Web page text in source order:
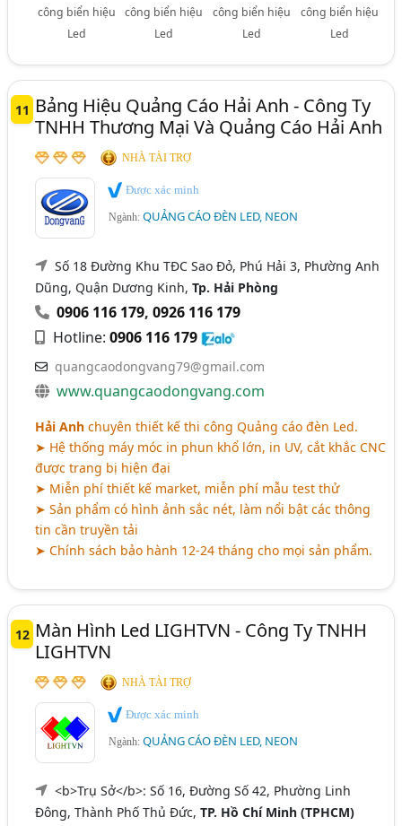
công biển hiệu
Led
công biển hiệu
Led
công biển hiệu
Led
công biển hiệu
Led
11 Bảng Hiệu Quảng Cáo Hải Anh - Công Ty
TNHH Thương Mại Và Quảng Cáo Hải Anh
NHÀ TÀI TRỢ
Được xác minh
Ngành:QUẢNG CÁO ĐÈN LED, NEON
Số 18 Đường Khu TĐC Sao Đỏ, Phú Hải 3, Phường Anh
Dũng, Quận Dương Kinh,Tp. Hải Phòng
0906 116 179,0926 116 179
Hotline:0906 116 179
quangcaodongvang79@gmail.com
www.quangcaodongvang.com
Hải Anh chuyên thiết kế thi công Quảng cáo đèn Led.
➤ Hệ thống máy móc in phun khổ lớn, in UV, cắt khắc CNC
được trang bị hiện đại
➤ Miễn phí thiết kế market, miễn phí mẫu test thử
➤ Sản phẩm có hình ảnh sắc nét, làm nổi bật các thông
tin cần truyền tải
➤ Chính sách bảo hành 12-24 tháng cho mọi sản phẩm.
12 Màn Hình Led LIGHTVN - Công Ty TNHH
LIGHTVN
NHÀ TÀI TRỢ
Được xác minh
Ngành:QUẢNG CÁO ĐÈN LED, NEON
<b>Trụ Sở</b>: Số 16, Đường Số 42, Phường Linh
Đông, Thành Phố Thủ Đức,TP. Hồ Chí Minh (TPHCM)